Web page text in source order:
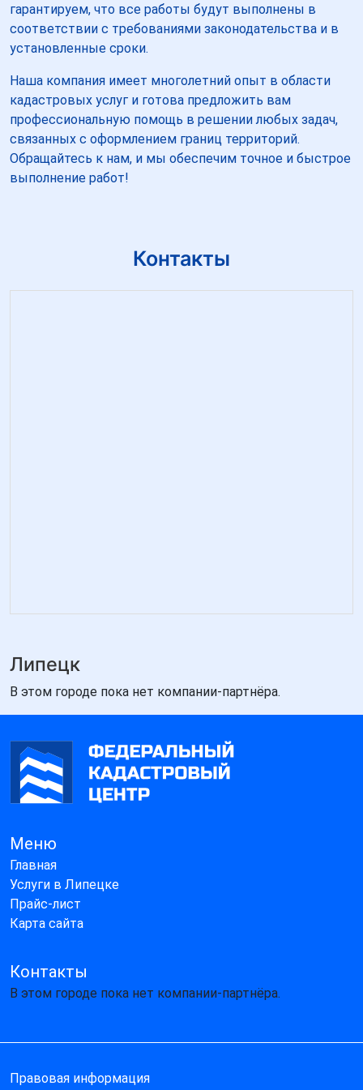
гарантируем, что все работы будут выполнены в
соответствии с требованиями законодательства и в
установленные сроки.
Наша компания имеет многолетний опыт в области
кадастровых услуг и готова предложить вам
профессиональную помощь в решении любых задач,
связанных с оформлением границ территорий.
Обращайтесь к нам, и мы обеспечим точное и быстрое
выполнение работ!
Контакты
Липецк
В этом городе пока нет компании-партнёра.
Меню
Главная
Услуги в Липецке
Прайс-лист
Карта сайта
Контакты
В этом городе пока нет компании-партнёра.
Правовая информация